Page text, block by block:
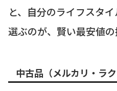
と、自分のライフスタ
選ぶのが、賢い最安値の
中古品（メルカリ・ラ